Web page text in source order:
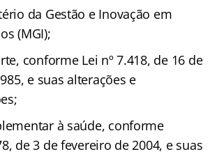
da Gestão e Inovação em
(MGI);
conforme Lei nº 7.418, de 16 de
e suas alterações e
à saúde, conforme
de 3 de fevereiro de 2004, e suas